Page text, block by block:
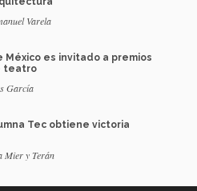
Varela
México es invitado a premios
teatro
García
Tec obtiene victoria
Mier y Terán